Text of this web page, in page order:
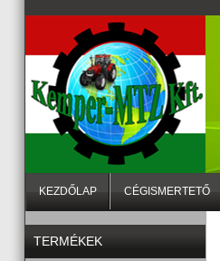
KEZDŐLAP CÉGISMERTETŐ
TERMÉKEK